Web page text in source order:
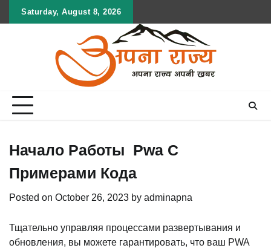
Saturday, August 8, 2026
Начало Работы ️ Pwa С
Примерами Кода
Posted on October 26, 2023 by adminapna
Тщательно управляя процессами развертывания и
обновления, вы можете гарантировать, что ваш PWA